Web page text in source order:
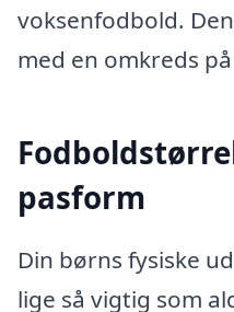
voksenfodbold.
med en omkreds
pasform
Din børns fysiske
lige så vigtig som